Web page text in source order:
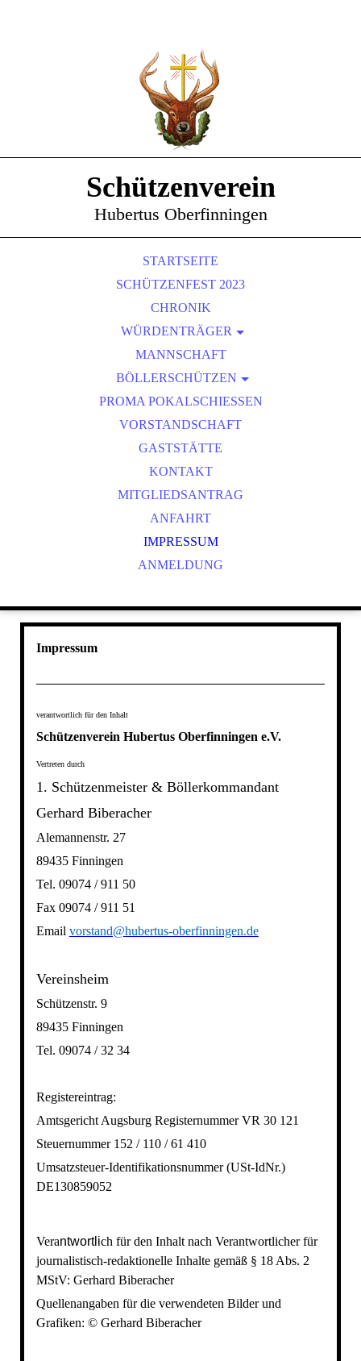
Schützenverein
Hubertus Oberfinningen
STARTSEITE
SCHÜTZENFEST 2023
CHRONIK
WÜRDENTRÄGER
SCHÜTZENKÖNIGE
VEREINSMEISTER
MANNSCHAFT
BÖLLERSCHÜTZEN
OKTOBERFEST & BÖLLERSCHIESSEN
BILDER HUBERTUSMESSE
VIDEO NEUJAHRSBÖLLERN
BILDER BÖLLER
PROMA POKALSCHIESSEN
VORSTANDSCHAFT
GASTSTÄTTE
KONTAKT
MITGLIEDSANTRAG
ANFAHRT
IMPRESSUM
ANMELDUNG
Impressum
verantwortlich für den Inhalt
Schützenverein Hubertus Oberfinningen e.V.
Vertreten durch
1. Schützenmeister & Böllerkommandant
Gerhard Biberacher
Alemannenstr. 27
89435 Finningen
Tel. 09074 / 911 50
Fax 09074 / 911 51
Email vorstand@hubertus-oberfinningen.de
Vereinsheim
Schützenstr. 9
89435 Finningen
Tel. 09074 / 32 34
Registereintrag:
Amtsgericht Augsburg Registernummer VR 30 121
Steuernummer 152 / 110 / 61 410
Umsatzsteuer-Identifikationsnummer (USt-IdNr.)
DE130859052
Verantwortlich für den Inhalt nach Verantwortlicher für
journalistisch-redaktionelle Inhalte gemäß § 18 Abs. 2
MStV: Gerhard Biberacher
Quellenangaben für die verwendeten Bilder und
Grafiken: © Gerhard Biberacher